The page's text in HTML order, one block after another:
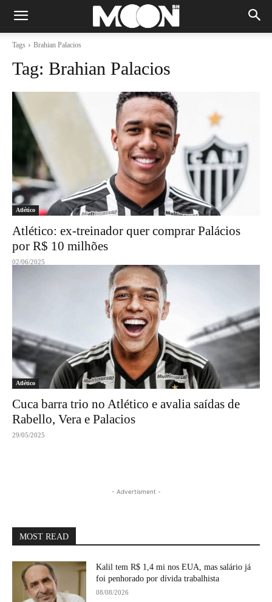
Tags Brahian Palacios
Tag: Brahian Palacios
Atlético
Atlético: ex-treinador quer comprar Palácios
por R$ 10 milhões
02/06/2025
Atlético
Cuca barra trio no Atlético e avalia saídas de
Rabello, Vera e Palacios
29/05/2025
- Advertisment -
MOST READ
Kalil tem R$ 1,4 mi nos EUA, mas salário já
foi penhorado por dívida trabalhista
08/08/2026